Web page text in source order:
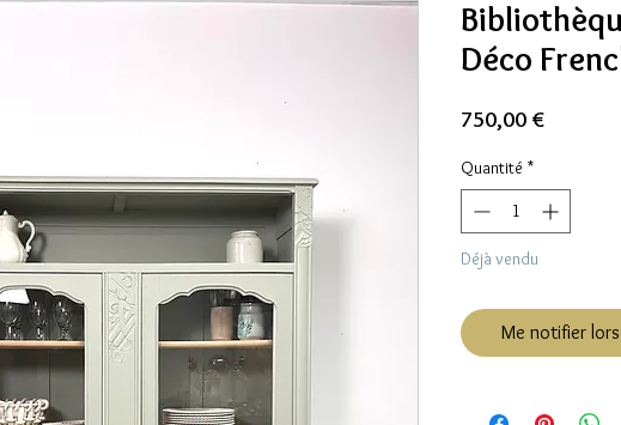
Déco
750,00 €Prix
Quantité *
Déjà vendu
Me notifier